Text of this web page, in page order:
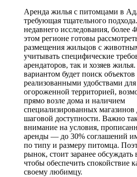
Аренда жилья с питомцами в
требующая тщательного
недавнего исследования, более
этом регионе готовы
размещения жильцов с
учитывать специфические
арендаторов, так и хозяев
вариантом будет поиск объектов
реализованными удобствами
огороженной территорией,
прямо возле дома и наличием
специализированных
шаговой доступности. Важно
внимание на условия,
аренды — до 30% соглашений
по типу и размеру питомца.
рынок, стоит заранее
чтобы обеспечить спокойствие
своему любимцу.